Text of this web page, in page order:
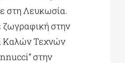
στη Λευκωσία.
ζωγραφική στην
Καλών Τεχνών
στην